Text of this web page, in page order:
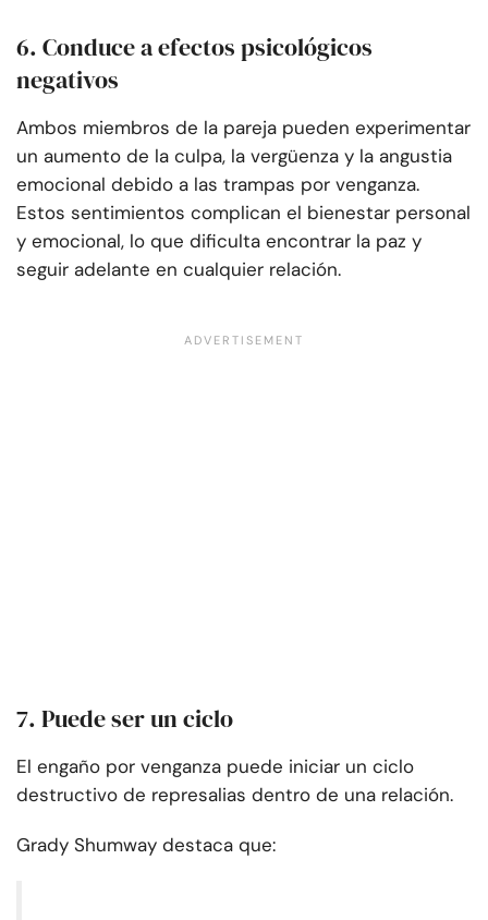
6. Conduce a efectos psicológicos
negativos
Ambos miembros de la pareja pueden experimentar
un aumento de la culpa, la vergüenza y la angustia
emocional debido a las trampas por venganza.
Estos sentimientos complican el bienestar personal
y emocional, lo que dificulta encontrar la paz y
seguir adelante en cualquier relación.
7. Puede ser un ciclo
El engaño por venganza puede iniciar un ciclo
destructivo de represalias dentro de una relación.
Grady Shumway destaca que: